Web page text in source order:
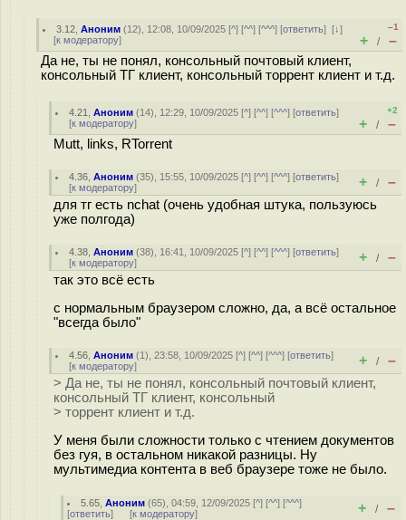
3.12 ,Аноним (12), 12:08, 10/09/2025 [^] [^^] [^^^] [ответить][↓]
[к модератору]
–1
+ / –
Да не, ты не понял, консольный почтовый клиент,
консольный ТГ клиент, консольный торрент клиент и т.д.
4.21 ,Аноним (14), 12:29, 10/09/2025 [^] [^^] [^^^] [ответить]
[к модератору]
+2
+ / –
Mutt, links, RTorrent
4.36 ,Аноним (35), 15:55, 10/09/2025 [^] [^^] [^^^] [ответить]
[к модератору] + / –
для тг есть nchat (очень удобная штука, пользуюсь
уже полгода)
4.38 ,Аноним (38), 16:41, 10/09/2025 [^] [^^] [^^^] [ответить]
[к модератору] + / –
так это всё есть
с нормальным браузером сложно, да, а всё остальное
"всегда было"
4.56 ,Аноним (1), 23:58, 10/09/2025 [^] [^^] [^^^] [ответить]
[к модератору] + / –
> Да не, ты не понял, консольный почтовый клиент,
консольный ТГ клиент, консольный
> торрент клиент и т.д.
У меня были сложности только с чтением документов
без гуя, в остальном никакой разницы. Ну
мультимедиа контента в веб браузере тоже не было.
5.65 ,Аноним (65), 04:59, 12/09/2025 [^] [^^] [^^^]
[ответить] [к модератору] + / –